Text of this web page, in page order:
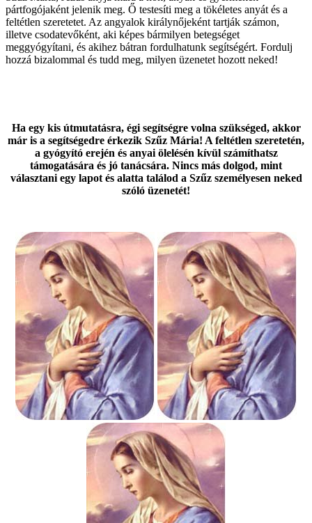
pártfogójaként jelenik meg. Ő testesíti meg a tökéletes anyát és a
feltétlen szeretetet. Az angyalok királynőjeként tartják számon,
illetve csodatevőként, aki képes bármilyen betegséget
meggyógyítani, és akihez bátran fordulhatunk segítségért. Fordulj
hozzá bizalommal és tudd meg, milyen üzenetet hozott neked!
Ha egy kis útmutatásra, égi segítségre volna szükséged, akkor
már is a segítségedre érkezik Szűz Mária! A feltétlen szeretetén,
a gyógyító erején és anyai ölelésén kívül számíthatsz
támogatására és jó tanácsára. Nincs más dolgod, mint
választani egy lapot és alatta találod a Szűz személyesen neked
szóló üzenetét!